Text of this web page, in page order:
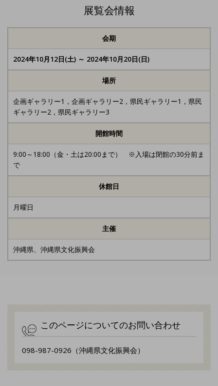
展覧会情報
会期
2024年10月12日(土) ～ 2024年10月20日(日)
場所
企画ギャラリー1，企画ギャラリー2，県民ギャラリー1，県民
ギャラリー2，県民ギャラリー3
開館時間
9:00～18:00（金・土は20:00まで） ※入場は閉館の30分前ま
で
休館日
月曜日
主催
沖縄県、沖縄県文化振興会
このページについてのお問い合わせ
098-987-0926（沖縄県文化振興会）